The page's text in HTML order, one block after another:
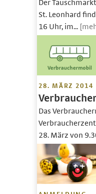
Der
St. Leonhard
16 Uhr, im...
28. MÄRZ 2014
Das
28. März von